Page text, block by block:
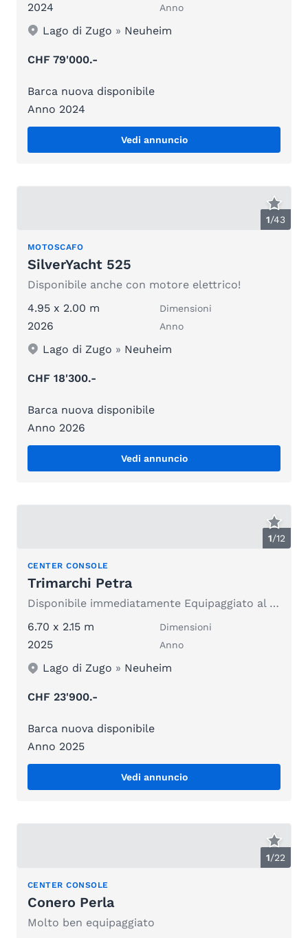
2024 Anno
Lago di Zugo » Neuheim
CHF 79'000.-
Barca nuova disponibile
Anno 2024
Vedi annuncio
1/43
MOTOSCAFO
SilverYacht 525
Disponibile anche con motore elettrico!
4.95 x 2.00 m
Dimensioni
2026 Anno
Lago di Zugo » Neuheim
CHF 18'300.-
Barca nuova disponibile
Anno 2026
Vedi annuncio
1/12
CENTER CONSOLE
Trimarchi Petra
Disponibile immediatamente Equipaggiato al top
6.70 x 2.15 m
Dimensioni
2025 Anno
Lago di Zugo » Neuheim
CHF 23'900.-
Barca nuova disponibile
Anno 2025
Vedi annuncio
1/22
CENTER CONSOLE
Conero Perla
Molto ben equipaggiato